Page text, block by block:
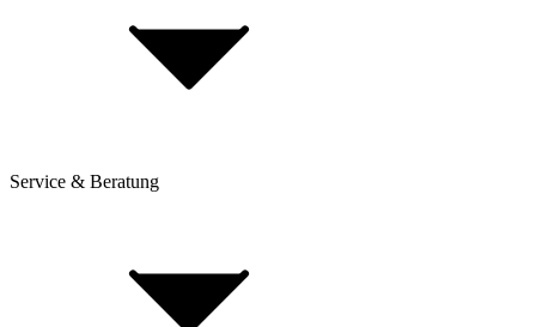
Dienstrad-Leasing
Retouren & Reklamationen
Service & Beratung